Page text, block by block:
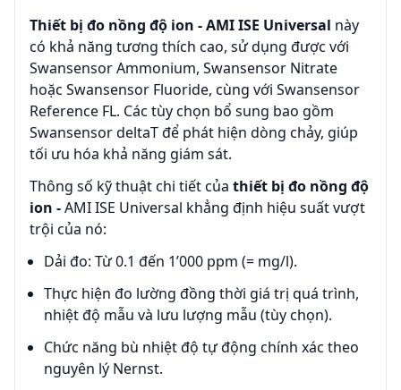
Thiết bị đo nồng độ ion - AMI ISE Universal này
có khả năng tương thích cao, sử dụng được với
Swansensor Ammonium, Swansensor Nitrate
hoặc Swansensor Fluoride, cùng với Swansensor
Reference FL. Các tùy chọn bổ sung bao gồm
Swansensor deltaT để phát hiện dòng chảy, giúp
tối ưu hóa khả năng giám sát.
Thông số kỹ thuật chi tiết của thiết bị đo nồng độ
ion -AMI ISE Universal khẳng định hiệu suất vượt
trội của nó:
Dải đo: Từ 0.1 đến 1’000 ppm (= mg/l).
Thực hiện đo lường đồng thời giá trị quá trình,
nhiệt độ mẫu và lưu lượng mẫu (tùy chọn).
Chức năng bù nhiệt độ tự động chính xác theo
nguyên lý Nernst.